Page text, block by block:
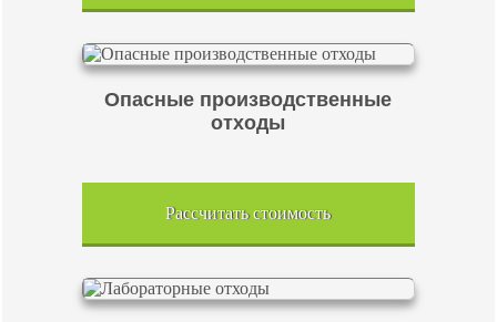
Опасные производственные
отходы
Рассчитать стоимость